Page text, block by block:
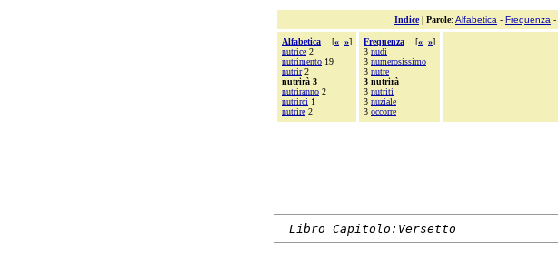
Indice| Parole: Alfabetica - Frequenza -
Alfabetica [« »]
nutrice 2
nutrimento 19
nutrir2
nutrirà 3
nutriranno 2
nutrirci 1
nutrire 2
Frequenza [« »]
3 nudi
3 numerosissimo
3 nutre
3 nutrirà
3 nutriti
3 nuziale
3 occorre
Libro Capitolo:Versetto